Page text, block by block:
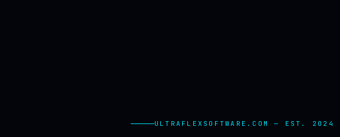
ULTRAFLEXSOFTWARE.COM — EST. 2024